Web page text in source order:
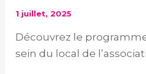
1 juillet, 2025
Découvrez le
sein du local de